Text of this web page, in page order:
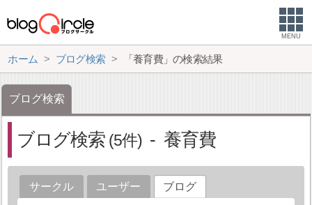
MENU
ホーム ブログ検索 「養育費」の検索結果
ブログ検索
ブログ検索 5 養育費
サークル ユーザー ブログ